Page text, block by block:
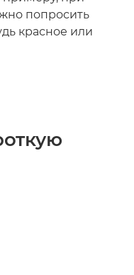
попросить
красное или